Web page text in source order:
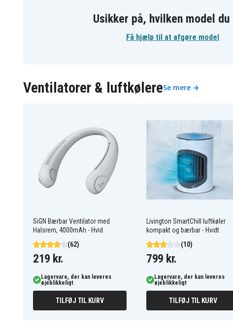
Usikker på, hvilken model du
Få hjælp til at afgøre model
Ventilatorer & luftkølereSe mere →
SiGN Bærbar Ventilator med
Halsrem, 4000mAh - Hvid
(62)
219 kr.
Lagervare, der kan leveres
øjeblikkeligt
TILFØJ TIL KURV
Livington SmartChill luftkøler
kompakt og bærbar - Hvidt
(10)
799 kr.
Lagervare, der kan leveres
øjeblikkeligt
TILFØJ TIL KURV